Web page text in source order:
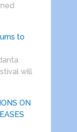
to
will
ON